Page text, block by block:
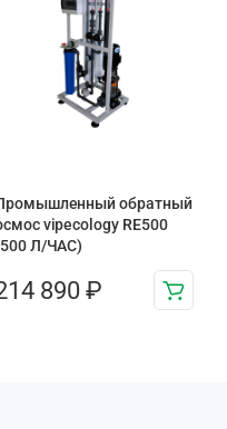
обратный
vipecology RE500
Л/ЧАС)
890 ₽